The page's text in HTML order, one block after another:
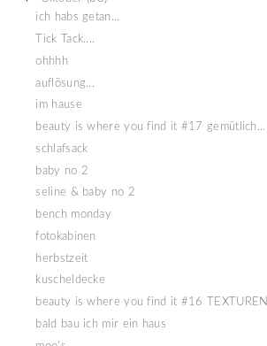
ich habs getan...
Tick Tack....
ohhhh
auflösung...
im hause
beauty is where you find it #17 gemütlich...
schlafsack
baby no 2
seline & baby no 2
bench monday
fotokabinen
herbstzeit
kuscheldecke
beauty is where you find it #16 TEXTUREN
bald bau ich mir ein haus